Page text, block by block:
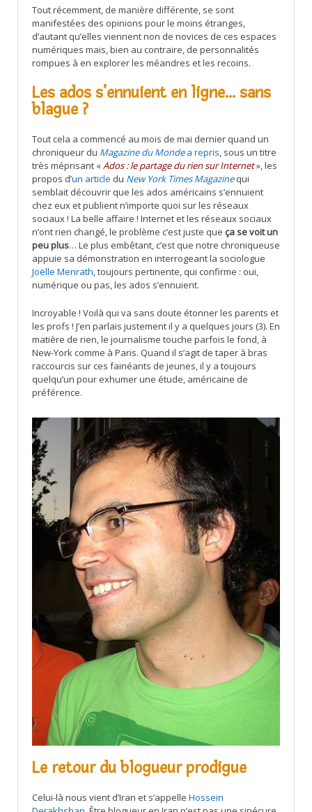
Tout récemment, de manière différente, se sont
manifestées des opinions pour le moins étranges,
d’autant qu’elles viennent non de novices de ces espaces
numériques mais, bien au contraire, de personnalités
rompues à en explorer les méandres et les recoins.
Les ados s’ennuient en ligne… sans
blague ?
Tout cela a commencé au mois de mai dernier quand un
chroniqueur du Magazine du Monde a repris, sous un titre
très méprisant «Ados : le partage du rien sur Internet», les
propos d’un article du New York Times Magazine qui
semblait découvrir que les ados américains s’ennuient
chez eux et publient n’importe quoi sur les réseaux
sociaux ! La belle affaire ! Internet et les réseaux sociaux
n’ont rien changé, le problème c’est juste que ça se voit un
peu plus… Le plus embêtant, c’est que notre chroniqueuse
appuie sa démonstration en interrogeant la sociologue
Joëlle Menrath, toujours pertinente, qui confirme : oui,
numérique ou pas, les ados s’ennuient.
Incroyable ! Voilà qui va sans doute étonner les parents et
les profs ! J’en parlais justement il y a quelques jours (3). En
matière de rien, le journalisme touche parfois le fond, à
New-York comme à Paris. Quand il s’agit de taper à bras
raccourcis sur ces fainéants de jeunes, il y a toujours
quelqu’un pour exhumer une étude, américaine de
préférence.
Le retour du blogueur prodigue
Celui-là nous vient d’Iran et s’appelle Hossein